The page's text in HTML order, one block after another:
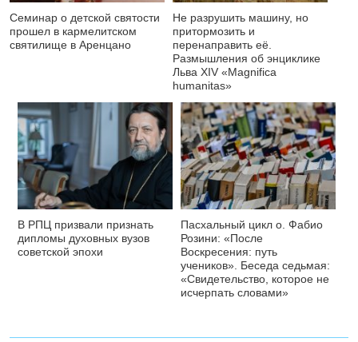
Семинар о детской святости
прошел в кармелитском
святилище в Аренцано
Не разрушить машину, но
притормозить и
перенаправить её.
Размышления об энциклике
Льва XIV «Magnifica
humanitas»
В РПЦ призвали признать
дипломы духовных вузов
советской эпохи
Пасхальный цикл о. Фабио
Розини: «После
Воскресения: путь
учеников». Беседа седьмая:
«Свидетельство, которое не
исчерпать словами»